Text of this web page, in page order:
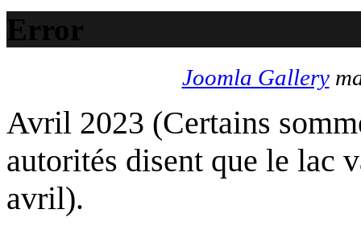
Error
Joomla Gallery
Avril 2023 (Certains
autorités disent que le lac
avril).